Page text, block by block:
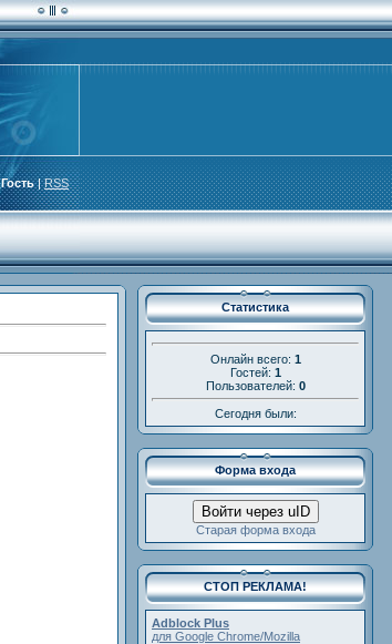
Гость|RSS
Статистика
Онлайн всего: 1
Гостей: 1
Пользователей: 0
Сегодня были:
Форма входа
Войти через uID
Старая форма входа
СТОП РЕКЛАМА!
Adblock Plus
для Google Chrome/Mozilla